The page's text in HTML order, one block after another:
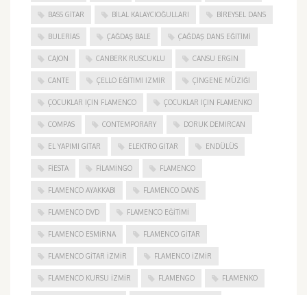
BASS GITAR BILAL KALAYCIOĞULLARI BIREYSEL DANS
BULERIAS ÇAĞDAŞ BALE ÇAĞDAŞ DANS EĞITIMI
CAJON CANBERK RUSCUKLU CANSU ERGIN
CANTE ÇELLO EĞITIMI İZMIR ÇINGENE MÜZIĞI
ÇOCUKLAR IÇIN FLAMENCO ÇOCUKLAR IÇIN FLAMENKO
COMPAS CONTEMPORARY DORUK DEMIRCAN
EL YAPIMI GITAR ELEKTRO GITAR ENDÜLÜS
FIESTA FILAMINGO FLAMENCO
FLAMENCO AYAKKABI FLAMENCO DANS
FLAMENCO DVD FLAMENCO EĞITIMI
FLAMENCO ESMIRNA FLAMENCO GITAR
FLAMENCO GITAR İZMIR FLAMENCO IZMIR
FLAMENCO KURSU İZMIR FLAMENGO FLAMENKO